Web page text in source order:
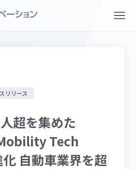
リリース
超を集めた
Tech
自動車業界を超